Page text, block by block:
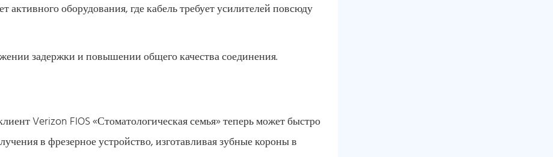
активного оборудования, где кабель требует усилителей повсюду
задержки и повышении общего качества соединения.
Verizon FIOS «Стоматологическая семья» теперь может быстро
в фрезерное устройство, изготавливая зубные короны в